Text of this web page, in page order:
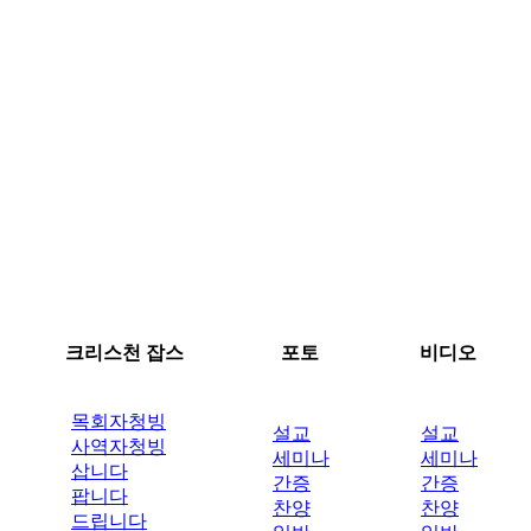
크리스천 잡스 포토 비디오
목회자청빙
사역자청빙
삽니다
팝니다
드립니다
설교
세미나
간증
찬양
설교
세미나
간증
찬양